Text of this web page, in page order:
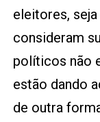
eleitores,
consideram
políticos não
estão dando
de outra